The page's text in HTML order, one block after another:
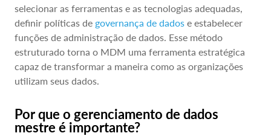
selecionar as ferramentas e as tecnologias adequadas,
definir políticas de governança de dados e estabelecer
funções de administração de dados. Esse método
estruturado torna o MDM uma ferramenta estratégica
capaz de transformar a maneira como as organizações
utilizam seus dados.
Por que o gerenciamento de dados
mestre é importante?